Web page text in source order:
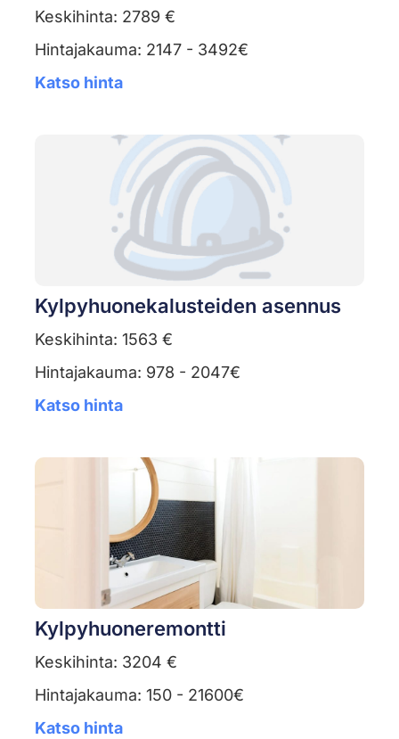
Keskihinta: 2789 €
Hintajakauma: 2147 - 3492€
Katso hinta
Kylpyhuonekalusteiden asennus
Keskihinta: 1563 €
Hintajakauma: 978 - 2047€
Katso hinta
Kylpyhuoneremontti
Keskihinta: 3204 €
Hintajakauma: 150 - 21600€
Katso hinta